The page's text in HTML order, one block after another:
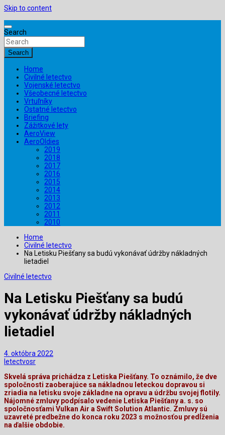
Skip to content
Search
Search
Home
Civilné letectvo
Vojenské letectvo
Všeobecné letectvo
Vrtuľníky
Ostatné letectvo
Briefing
Zážitkové lety
AeroView
AeroOldies
2019
2018
2017
2016
2015
2014
2013
2012
2011
2010
Home
Civilné letectvo
Na Letisku Piešťany sa budú vykonávať údržby nákladných
lietadiel
Civilné letectvo
Na Letisku Piešťany sa budú
vykonávať údržby nákladných
lietadiel
4. októbra 2022
letectvosr
Skvelá správa prichádza z Letiska Piešťany. To oznámilo, že dve
spoločnosti zaoberajúce sa nákladnou leteckou dopravou si
zriadia na letisku svoje základne na opravu a údržbu svojej flotily.
Nájomné zmluvy podpísalo vedenie Letiska Piešťany a. s. so
spoločnosťami Vulkan Air a Swift Solution Atlantic. Zmluvy sú
uzavreté predbežne do konca roku 2023 s možnosťou predĺženia
na ďalšie obdobie.